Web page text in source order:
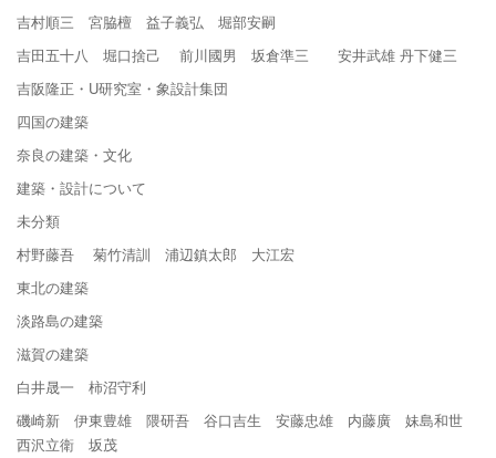
吉村順三 宮脇檀 益子義弘 堀部安嗣
吉田五十八 堀口捨己 前川國男 坂倉準三 安井武雄 丹下健三
吉阪隆正・U研究室・象設計集団
四国の建築
奈良の建築・文化
建築・設計について
未分類
村野藤吾 菊竹清訓 浦辺鎮太郎 大江宏
東北の建築
淡路島の建築
滋賀の建築
白井晟一 柿沼守利
磯崎新 伊東豊雄 隈研吾 谷口吉生 安藤忠雄 内藤廣 妹島和世
西沢立衛 坂茂